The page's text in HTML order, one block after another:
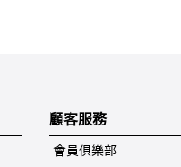
顧客服務
會員俱樂部